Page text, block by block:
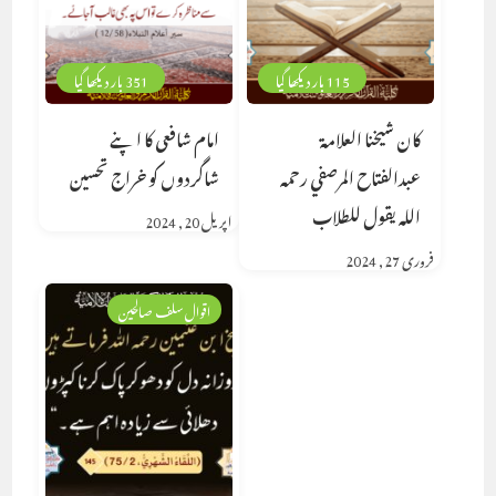
351 بار دیکھا گیا
امام شافعی کا اپنے
شاگردوں کو خراج تحسین
اپریل 20, 2024
115 بار دیکھا گیا
كان شيخنا العلامة
عبدالفتاح المرصفي رحمه
الله يقول للطلاب
فروری 27, 2024
اقوال سلف صالحین